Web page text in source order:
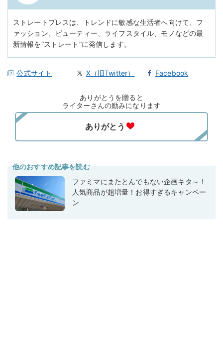
ストレートプレスは、トレンドに敏感な生活者へ向けて、フ
ァッション、ビューティー、ライフスタイル、モノなどの最
新情報を“ストレート”に発信します。
公式サイト X（旧Twitter） Facebook
ありがとうを贈ると
ライターさんの励みになります
他のおすすめ記事を読む
ファミマにまたとんでもない企画キタ～！
人気商品が超増量！お得すぎるキャンペー
ン